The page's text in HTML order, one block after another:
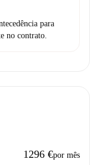
para
no contrato.
1296 €por mês